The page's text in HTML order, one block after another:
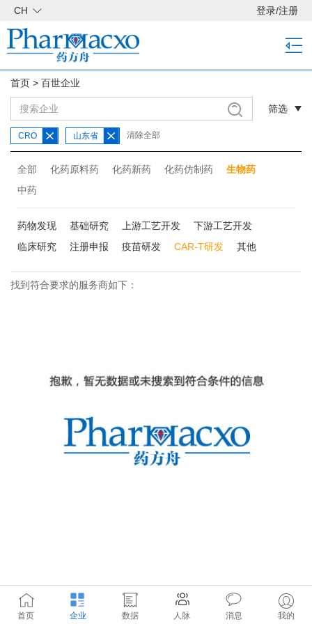
CH 登录/注册
首页 > 百世企业
筛选
CRO 山东省 清除全部
全部 化药原料药 化药新药 化药仿制药
生物药
中药
药物发现 基础研究 上游工艺开发
下游工艺开发
临床研究
注册申报 疫苗研发 CAR-T研发 其他
找到符合要求的服务商如下：
首页 企业 数据 人脉 消息 我的